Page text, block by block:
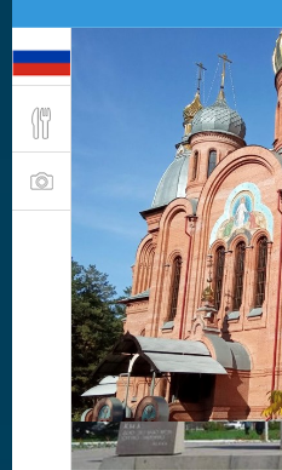
Железногорск в
России с
промышленный
расположенным
железная дорога.
Географически
ручья Байкал (не
Саян в Южной
правительства
производству
градообразующим.
Мрачной стороной
и городские
исправительного